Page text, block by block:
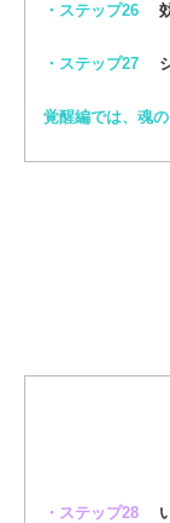
・ステップ26
・ステップ27 シ
覚醒編では、魂
・ステップ28 い